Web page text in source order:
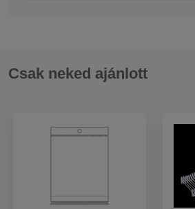
Csak neked ajánlott